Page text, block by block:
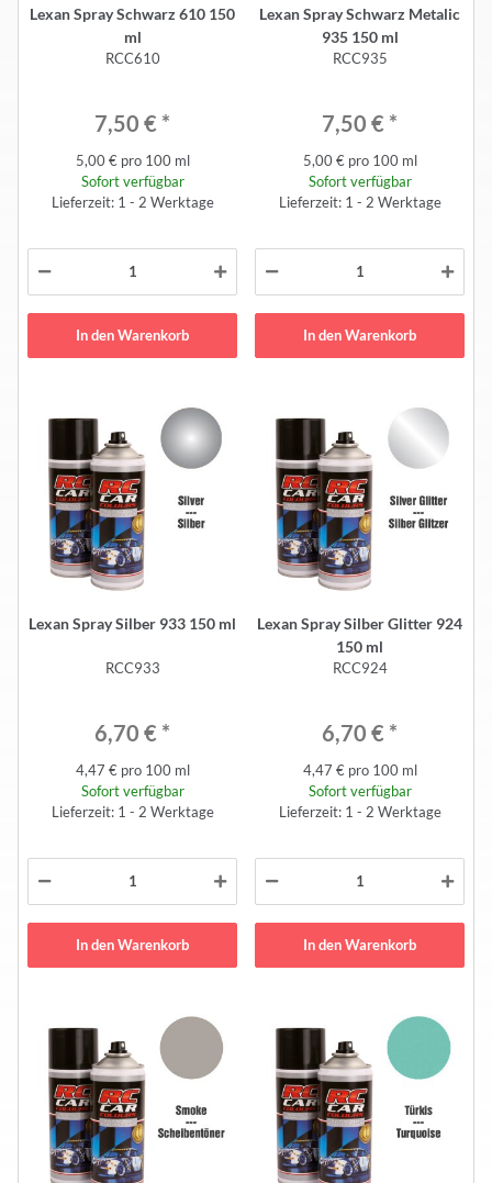
Lexan Spray Schwarz 610 150
ml
RCC610
7,50 € *
5,00 € pro 100 ml
Sofort verfügbar
Lieferzeit: 1 - 2 Werktage
In den Warenkorb
Lexan Spray Schwarz Metalic
935 150 ml
RCC935
7,50 € *
5,00 € pro 100 ml
Sofort verfügbar
Lieferzeit: 1 - 2 Werktage
In den Warenkorb
Lexan Spray Silber 933 150 ml
RCC933
6,70 € *
4,47 € pro 100 ml
Sofort verfügbar
Lieferzeit: 1 - 2 Werktage
In den Warenkorb
Lexan Spray Silber Glitter 924
150 ml
RCC924
6,70 € *
4,47 € pro 100 ml
Sofort verfügbar
Lieferzeit: 1 - 2 Werktage
In den Warenkorb